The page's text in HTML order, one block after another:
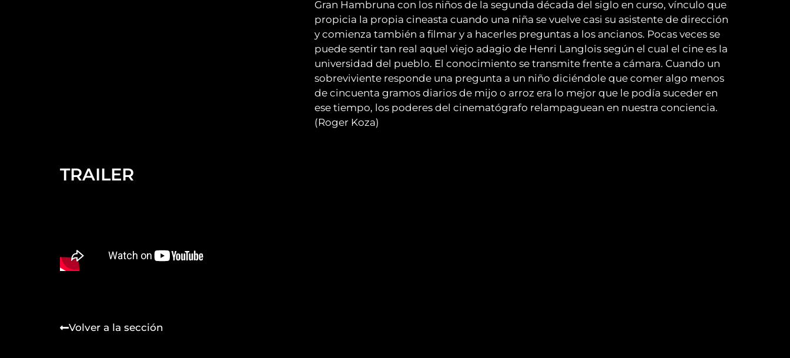
Gran Hambruna con los niños de la segunda década del siglo en curso, vínculo que
propicia la propia cineasta cuando una niña se vuelve casi su asistente de dirección
y comienza también a filmar y a hacerles preguntas a los ancianos. Pocas veces se
puede sentir tan real aquel viejo adagio de Henri Langlois según el cual el cine es la
universidad del pueblo. El conocimiento se transmite frente a cámara. Cuando un
sobreviviente responde una pregunta a un niño diciéndole que comer algo menos
de cincuenta gramos diarios de mijo o arroz era lo mejor que le podía suceder en
ese tiempo, los poderes del cinematógrafo relampaguean en nuestra conciencia.
(Roger Koza)
TRAILER
Volver a la sección